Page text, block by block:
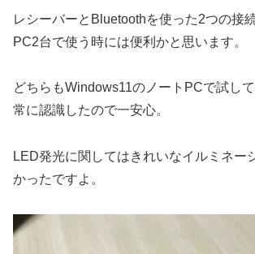
レシーバーとBluetoothを使った2つの接
PC2台で使う時には便利かと思います。
どちらもWindows11のノートPCで試し
常に認識したので一安心。
LED発光に関してはきれいなイルミネー
かったですよ。